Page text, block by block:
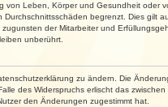
Leben, Körper und Gesundheit oder
begrenzt. Dies gilt
der Mitarbeiter und
unberührt.
zu ändern. Die
des Widerspruchs erlischt das
den Änderungen zugestimmt hat.